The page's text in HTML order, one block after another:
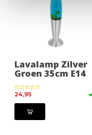
Lavalamp Zilver
Groen 35cm E14
24,95